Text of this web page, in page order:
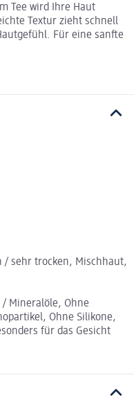
Tee wird Ihre Haut
Textur zieht schnell
Für eine sanfte
/ sehr trocken, Mischhaut,
/ Mineralöle, Ohne
Ohne Silikone,
für das Gesicht